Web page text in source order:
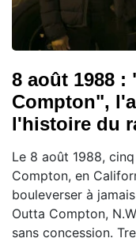
8 août 1988
Compton",
l'histoire du
Le 8 août 1988,
Compton, en
bouleverser à
Outta Compton,
sans concession.